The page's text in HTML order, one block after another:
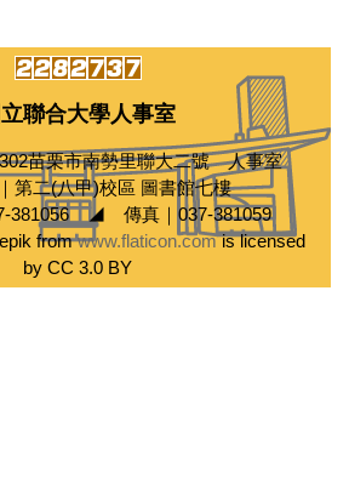
立聯合大學人事室
苗栗市南勢里聯大二號 人事室
二(八甲)校區 圖書館七樓
381056 ◢ 傳真｜037-381059
fromwww.flaticon.comis licensed
by CC 3.0 BY